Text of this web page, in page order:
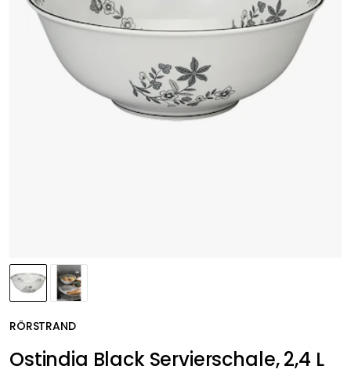
RÖRSTRAND
Ostindia Black Servierschale, 2,4 L